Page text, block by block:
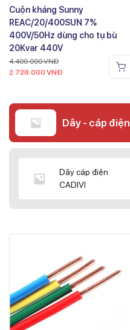
Cuộn kháng Sunny
REAC/20/400SUN 7%
400V/50Hz dùng cho tụ bù
20Kvar 440V
4.400.000VNĐ
2.728.000 VNĐ
Dây - cáp điện
Dây cáp điện
CADIVI